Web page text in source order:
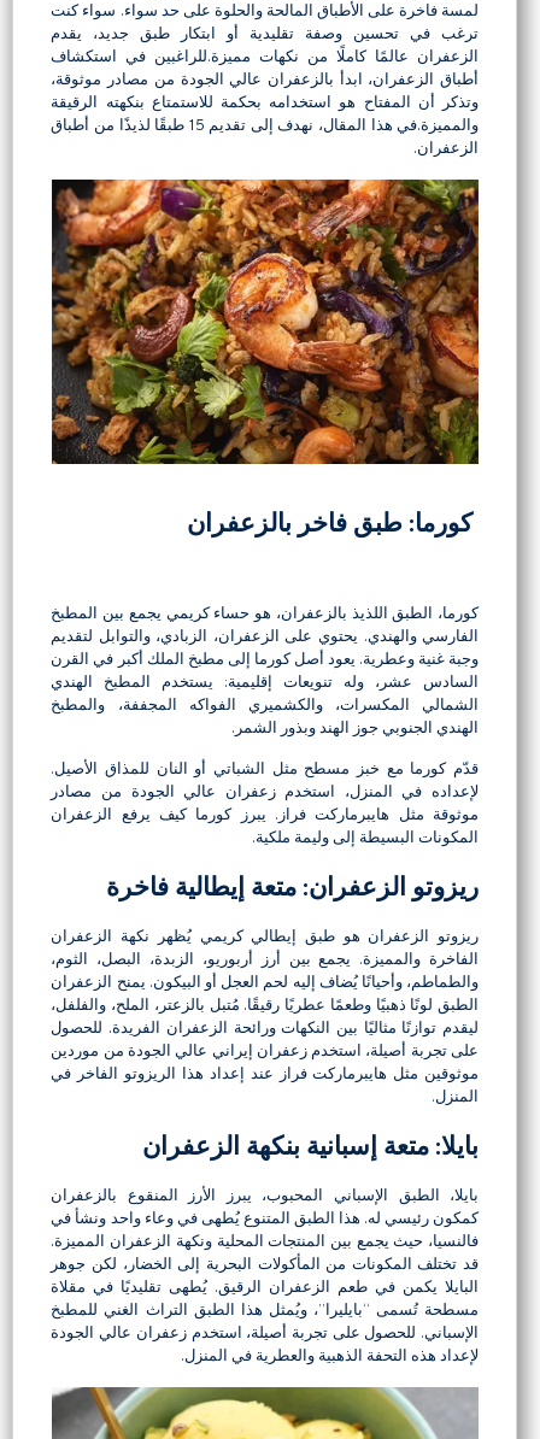
لمسة فاخرة على الأطباق المالحة والحلوة على حد سواء. سواء كنت
ترغب في تحسين وصفة تقليدية أو ابتكار طبق جديد، يقدم
الزعفران عالمًا كاملًا من نكهات مميزة.للراغبين في استكشاف
أطباق الزعفران، ابدأ بالزعفران عالي الجودة من مصادر موثوقة،
وتذكر أن المفتاح هو استخدامه بحكمة للاستمتاع بنكهته الرقيقة
والمميزة.في هذا المقال، نهدف إلى تقديم 15 طبقًا لذيذًا من
أطباق
الزعفران.
كورما: طبق فاخر بالزعفران
كورما، الطبق اللذيذ بالزعفران، هو حساء كريمي يجمع بين المطبخ
الفارسي والهندي. يحتوي على الزعفران، الزبادي، والتوابل لتقديم
وجبة غنية وعطرية. يعود أصل كورما إلى مطبخ الملك أكبر في القرن
السادس عشر، وله تنويعات إقليمية: يستخدم المطبخ الهندي
الشمالي المكسرات، والكشميري الفواكه المجففة، والمطبخ
الهندي الجنوبي جوز الهند وبذور الشمر.
قدّم كورما مع خبز مسطح مثل الشباتي أو النان للمذاق الأصيل.
لإعداده في المنزل، استخدم زعفران عالي الجودة من مصادر
موثوقة مثل هايبرماركت فراز. يبرز كورما كيف يرفع الزعفران
المكونات البسيطة إلى وليمة ملكية.
ريزوتو الزعفران: متعة إيطالية فاخرة
ريزوتو الزعفران هو طبق إيطالي كريمي يُظهر نكهة الزعفران
الفاخرة والمميزة. يجمع بين أرز أربوريو، الزبدة، البصل، الثوم،
والطماطم، وأحيانًا يُضاف إليه لحم العجل أو البيكون. يمنح الزعفران
الطبق لونًا ذهبيًا وطعمًا عطريًا رقيقًا. مُتبل بالزعتر، الملح، والفلفل،
ليقدم توازنًا مثاليًا بين النكهات ورائحة الزعفران الفريدة. للحصول
على تجربة أصيلة، استخدم زعفران إيراني عالي الجودة من موردين
موثوقين مثل هايبرماركت فراز عند إعداد هذا الريزوتو الفاخر في
المنزل.
بايلا: متعة إسبانية بنكهة الزعفران
بايلا، الطبق الإسباني المحبوب، يبرز الأرز المنقوع بالزعفران
كمكون رئيسي له. هذا الطبق المتنوع يُطهى في وعاء واحد ونشأ في
فالنسيا، حيث يجمع بين المنتجات المحلية ونكهة الزعفران المميزة.
قد تختلف المكونات من المأكولات البحرية إلى الخضار، لكن جوهر
البايلا يكمن في طعم الزعفران الرقيق. يُطهى تقليديًا في مقلاة
مسطحة تُسمى “بايليرا”، ويُمثل هذا الطبق التراث الغني للمطبخ
الإسباني. للحصول على تجربة أصيلة، استخدم زعفران عالي الجودة
لإعداد هذه التحفة الذهبية والعطرية في المنزل.